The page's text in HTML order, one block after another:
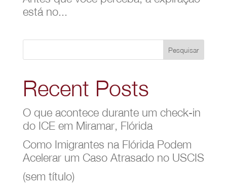
está no...
Pesquisar
Recent Posts
O que acontece durante um check-in
do ICE em Miramar, Flórida
Como Imigrantes na Flórida Podem
Acelerar um Caso Atrasado no USCIS
(sem título)